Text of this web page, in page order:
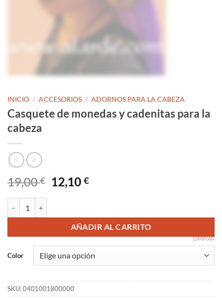
INICIO / ACCESORIOS / ADORNOS PARA LA CABEZA
Casquete de monedas y cadenitas para la
cabeza
19,00€
El
precio
era:
19,00 €.
12,10€El
es:
12,10 €.
AÑADIR AL CARRITO
Color
LIMPIAR
SKU:0401001800000